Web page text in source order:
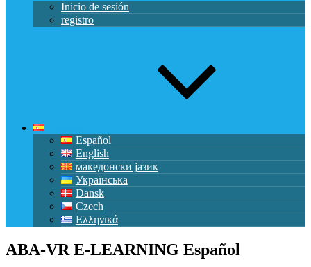
Inicio de sesión
registro
Español
English
македонски јазик
Українська
Dansk
Czech
Ελληνικά
ABA-VR E-LEARNING Español